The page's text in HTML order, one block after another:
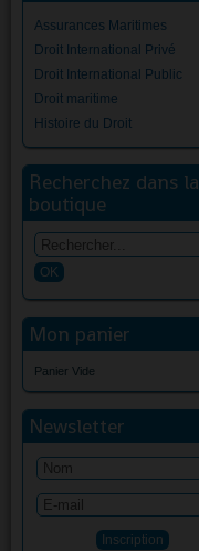
Assurances Maritimes
Droit International Privé
Droit International Public
Droit maritime
Histoire du Droit
Recherchez dans la
boutique
Mon panier
Panier Vide
Newsletter